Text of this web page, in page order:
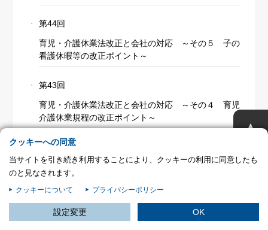
第44回
育児・介護休業法改正と会社の対応 ～その５ 子の
看護休暇等の改正ポイント～
第43回
育児・介護休業法改正と会社の対応 ～その４ 育児
介護休業規程の改正ポイント～
第42回
育児・介護休業法改正と会社の対応 ～その３ 子の
看護休暇等の改正ポイント～
第41回
▲
クッキーへの同意
当サイトを引き続き利用することにより、クッキーの利用に同意したも
のと見なされます。
クッキーについて プライバシーポリシー
設定変更 OK
ザに保存された情報が取得されることがあります。情報の主な保存先は
Cookie であり、対象となるのはサイト訪問者に関する情報、サイト訪問者
による設定、デバイス情報などです。これらの情報はサイトを正常に機能さ
せる目的を中心に使われます。個人を直接特定できる情報が保存されること
は通常ありませんが、Web サイトのパーソナライズに使われることはあり
ます。鈴与シンワートではプライバシーの権利を尊重しており、一部の
クリックすることで、それらの Cookie に関する詳細を確認し、当サイトに
おけるデフォルト設定を変更できます。ただし、一部の Cookie を無効化し
た場合、サイトの利用やサービスの利用に影響が出る可能性があります。
細情報
不可欠な Cookie
パフォーマンス Cookie
ターゲティング Cookie
この設定で保存する